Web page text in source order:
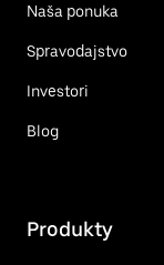
Naša ponuka
Spravodajstvo
Investori
Blog
Produkty